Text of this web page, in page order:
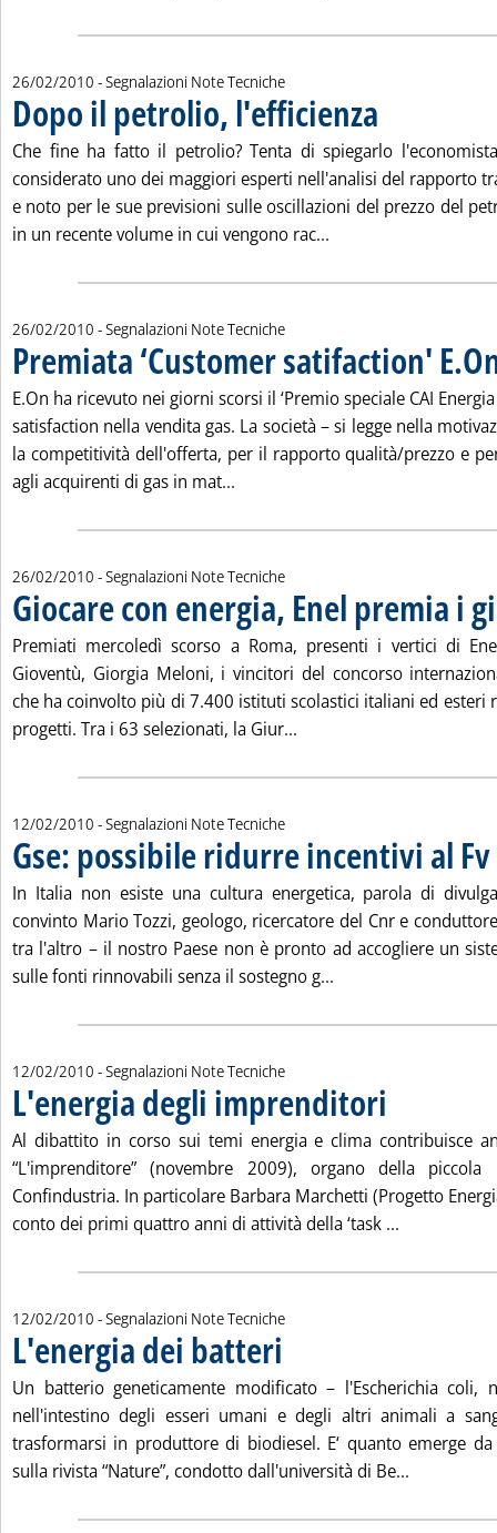
26/02/2010 - Segnalazioni Note Tecniche
Dopo il petrolio, l'efficienza
Che fine ha fatto il petrolio? Tenta di spiegarlo
considerato uno dei maggiori esperti nell'analisi del rapporto
e noto per le sue previsioni sulle oscillazioni del prezzo del
in un recente volume in cui vengono rac...
26/02/2010 - Segnalazioni Note Tecniche
Premiata ‘Customer satifaction'
E.On ha ricevuto nei giorni scorsi il ‘Premio speciale CAI
satisfaction nella vendita gas. La società – si legge nella
la competitività dell'offerta, per il rapporto qualità/prezzo e
agli acquirenti di gas in mat...
26/02/2010 - Segnalazioni Note Tecniche
Giocare con energia, Enel premia i
Premiati mercoledì scorso a Roma, presenti i vertici di
Gioventù, Giorgia Meloni, i vincitori del concorso
che ha coinvolto più di 7.400 istituti scolastici italiani ed esteri
progetti. Tra i 63 selezionati, la Giur...
12/02/2010 - Segnalazioni Note Tecniche
Gse: possibile ridurre incentivi al Fv.
In Italia non esiste una cultura energetica, parola di
convinto Mario Tozzi, geologo, ricercatore del Cnr e
tra l'altro – il nostro Paese non è pronto ad accogliere un
sulle fonti rinnovabili senza il sostegno g...
12/02/2010 - Segnalazioni Note Tecniche
L'energia degli imprenditori
Al dibattito in corso sui temi energia e clima contribuisce
“L'imprenditore” (novembre 2009), organo della
Confindustria. In particolare Barbara Marchetti (Progetto
conto dei primi quattro anni di attività della ‘task ...
12/02/2010 - Segnalazioni Note Tecniche
L'energia dei batteri
Un batterio geneticamente modificato – l'Escherichia coli,
nell'intestino degli esseri umani e degli altri animali a
trasformarsi in produttore di biodiesel. E‘ quanto emerge
sulla rivista “Nature”, condotto dall'università di Be...